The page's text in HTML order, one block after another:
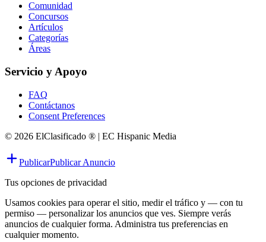
Comunidad
Concursos
Artículos
Categorías
Áreas
Servicio y Apoyo
FAQ
Contáctanos
Consent Preferences
© 2026 ElClasificado ® | EC Hispanic Media
PublicarPublicar Anuncio
Tus opciones de privacidad
Usamos cookies para operar el sitio, medir el tráfico y — con tu
permiso — personalizar los anuncios que ves. Siempre verás
anuncios de cualquier forma. Administra tus preferencias en
cualquier momento.